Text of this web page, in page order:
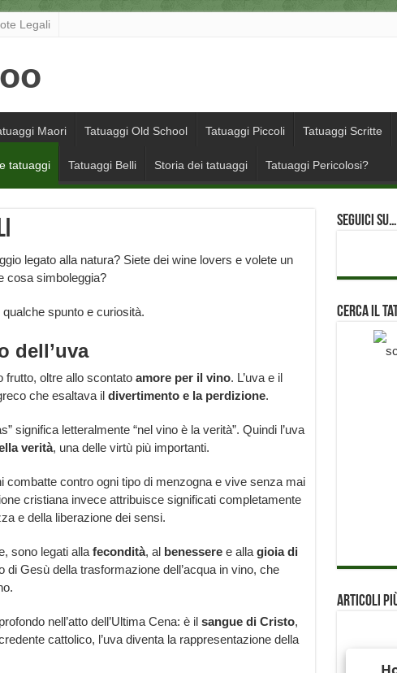
Legali
Maori Tatuaggi Old School Tatuaggi Piccoli Tatuaggi Scritte
tatuaggi Tatuaggi Belli Storia dei tatuaggi Tatuaggi Pericolosi?
legato alla natura? Siete dei wine lovers e volete un
cosa simboleggia?
spunto e curiosità.
dell’uva
frutto, oltre allo scontato amore per il vino. L’uva e il
che esaltava il divertimento e la perdizione.
significa letteralmente “nel vino è la verità”. Quindi l’uva
verità, una delle virtù più importanti.
combatte contro ogni tipo di menzogna e vive senza mai
cristiana invece attribuisce significati completamente
e della liberazione dei sensi.
sono legati alla fecondità, al benesseree alla gioia di
Gesù della trasformazione dell’acqua in vino, che
nell’atto dell’Ultima Cena: è il sangue di Cristo,
cattolico, l’uva diventa la rappresentazione della
Seguici su…
Cerca il
Articoli